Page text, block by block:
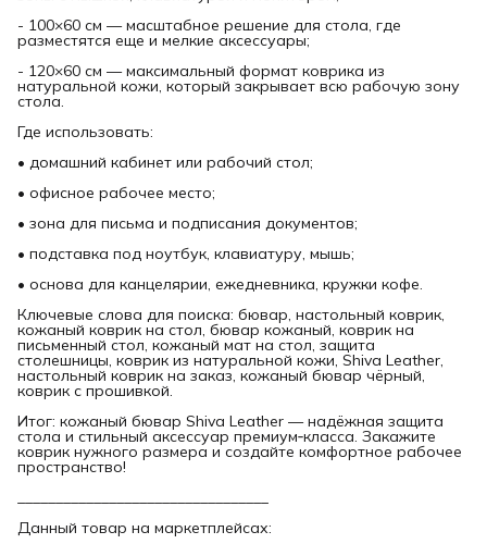
- 100×60 см — масштабное решение для стола, где
разместятся еще и мелкие аксессуары;
- 120×60 см — максимальный формат коврика из
натуральной кожи, который закрывает всю рабочую зону
стола.
Где использовать:
• домашний кабинет или рабочий стол;
• офисное рабочее место;
• зона для письма и подписания документов;
• подставка под ноутбук, клавиатуру, мышь;
• основа для канцелярии, ежедневника, кружки кофе.
Ключевые слова для поиска: бювар, настольный коврик,
кожаный коврик на стол, бювар кожаный, коврик на
письменный стол, кожаный мат на стол, защита
столешницы, коврик из натуральной кожи, Shiva Leather,
настольный коврик на заказ, кожаный бювар чёрный,
коврик с прошивкой.
Итог: кожаный бювар Shiva Leather — надёжная защита
стола и стильный аксессуар премиум‑класса. Закажите
коврик нужного размера и создайте комфортное рабочее
пространство!
Данный товар на маркетплейсах: